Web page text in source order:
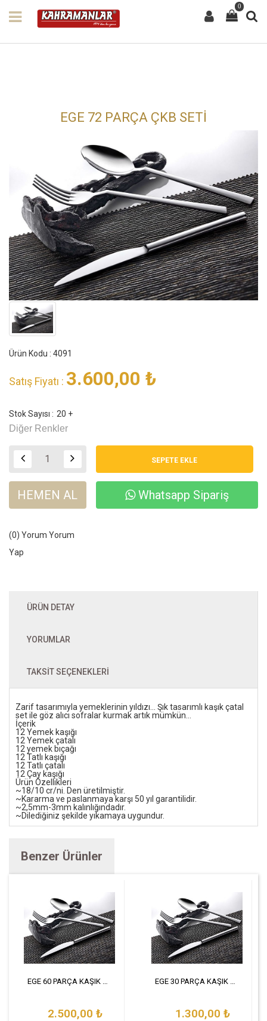
0
EGE 72 PARÇA ÇKB SETİ
Ürün Kodu : 4091
Satış Fiyatı : 3.600,00 ₺
Stok Sayısı : 20 +
Diğer Renkler
HEMEN AL Whatsapp Sipariş
(0) Yorum Yorum
Yap
ÜRÜN DETAY
YORUMLAR
TAKSIT SEÇENEKLERI
Zarif tasarımıyla yemeklerinin yıldızı... Şık tasarımlı kaşık çatal
set ile göz alıcı sofralar kurmak artık mümkün...
İçerik
12 Yemek kaşığı
12 Yemek çatalı
12 yemek bıçağı
12 Tatlı kaşığı
12 Tatlı çatalı
12 Çay kaşığı
Ürün Özellikleri
~18/10 cr/ni. Den üretilmiştir.
~Kararma ve paslanmaya karşı 50 yıl garantilidir.
~2,5mm-3mm kalınlığındadır.
~Dilediğiniz şekilde yıkamaya uygundur.
Benzer Ürünler
2.500,00 ₺ 1.300,00 ₺